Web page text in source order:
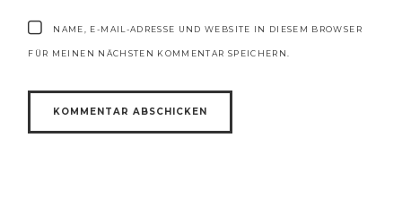
NAME, E-MAIL-ADRESSE UND WEBSITE IN DIESEM BROWSER
FÜR MEINEN NÄCHSTEN KOMMENTAR SPEICHERN.